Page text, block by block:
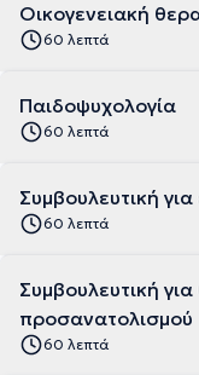
Οικογενειακή
60 λεπτά
Παιδοψυχολογία
60 λεπτά
Συμβουλευτική
60 λεπτά
Συμβουλευτική
προσανατολισμού
60 λεπτά